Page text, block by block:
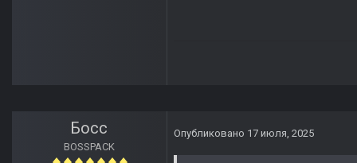
Босс
BOSSPACK
Опубликовано 17 июля, 2025